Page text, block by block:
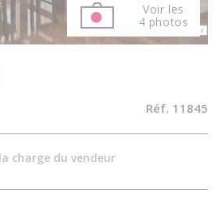
Réf. 11845
charge du vendeur
Voir les
4 photos